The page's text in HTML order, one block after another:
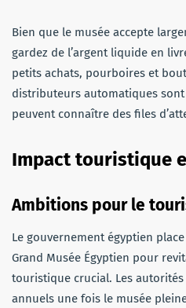
Bien que le musée accepte
gardez de l’argent liquide en
petits achats, pourboires et
distributeurs automatiques
peuvent connaître des files
Impact touristique
Ambitions pour le
Le gouvernement égyptien
Grand Musée Égyptien pour
touristique crucial. Les
annuels une fois le musée